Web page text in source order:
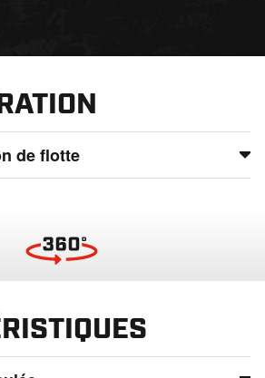
de flotte
assurez un fonctionnement fluide
les plus reculés.